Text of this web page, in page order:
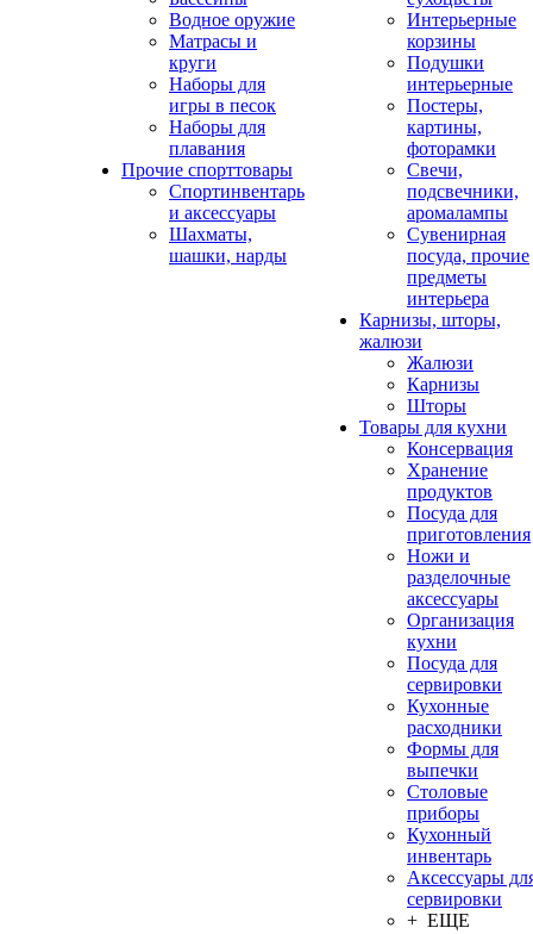
Водное оружие
Матрасы и
круги
Наборы для
игры в песок
Наборы для
плавания
Прочие спорттовары
Спортинвентарь
и аксессуары
Шахматы,
шашки, нарды
Интерьерные
корзины
Подушки
интерьерные
Постеры,
картины,
фоторамки
Свечи,
подсвечники,
аромалампы
Сувенирная
посуда, прочие
предметы
интерьера
Карнизы, шторы,
жалюзи
Жалюзи
Карнизы
Шторы
Товары для кухни
Консервация
Хранение
продуктов
Посуда для
приготовления
Ножи и
разделочные
аксессуары
Организация
кухни
Посуда для
сервировки
Кухонные
расходники
Формы для
выпечки
Столовые
приборы
Кухонный
инвентарь
Аксессуары
сервировки
+ ЕЩЕ